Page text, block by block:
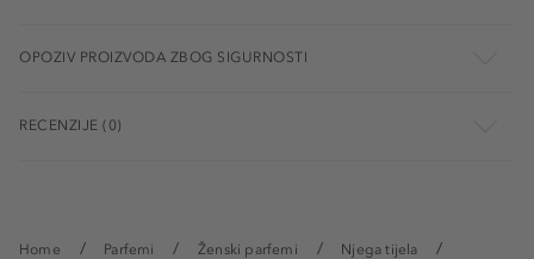
Home Parfemi Ženski parfemi
Njega tijela
OPOZIV PROIZVODA ZBOG SIGURNOSTI
RECENZIJE (0)